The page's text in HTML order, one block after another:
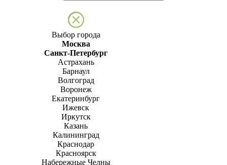
Выбор города
Москва
Санкт-Петербург
Астрахань
Барнаул
Волгоград
Воронеж
Екатеринбург
Ижевск
Иркутск
Казань
Калининград
Краснодар
Красноярск
Набережные Челны